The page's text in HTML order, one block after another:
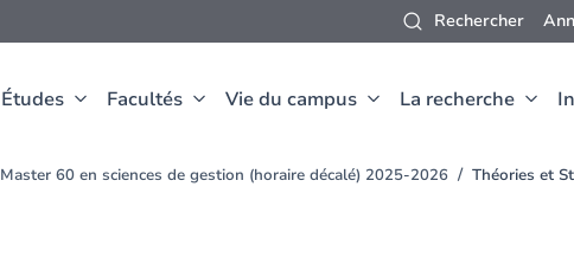
Rechercher
Études Facultés Vie du campus La recherche
Master 60 en sciences de gestion (horaire décalé) 2025-2026 Théories et